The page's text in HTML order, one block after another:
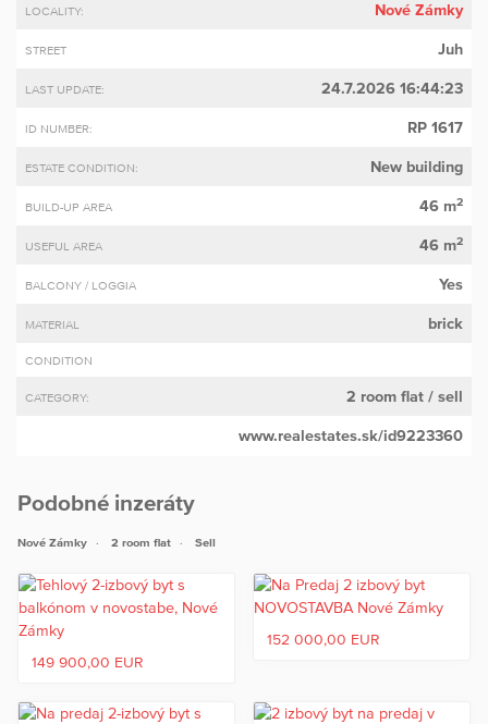
LOCALITY: Nové Zámky
STREET Juh
LAST UPDATE: 24.7.2026 16:44:23
ID NUMBER: RP 1617
ESTATE CONDITION: New building
BUILD-UP AREA 46 m2
USEFUL AREA 46 m2
BALCONY / LOGGIA Yes
MATERIAL brick
CONDITION
CATEGORY: 2 room flat / sell
www.realestates.sk/id9223360
Podobné inzeráty
Nové Zámky 2 room flat Sell
149 900,00 EUR
152 000,00 EUR